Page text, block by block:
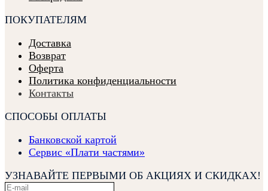
ПОКУПАТЕЛЯМ
Доставка
Возврат
Оферта
Политика конфиденциальности
Контакты
СПОСОБЫ ОПЛАТЫ
Банковской картой
Сервис «Плати частями»
УЗНАВАЙТЕ ПЕРВЫМИ ОБ АКЦИЯХ И СКИДКАХ!